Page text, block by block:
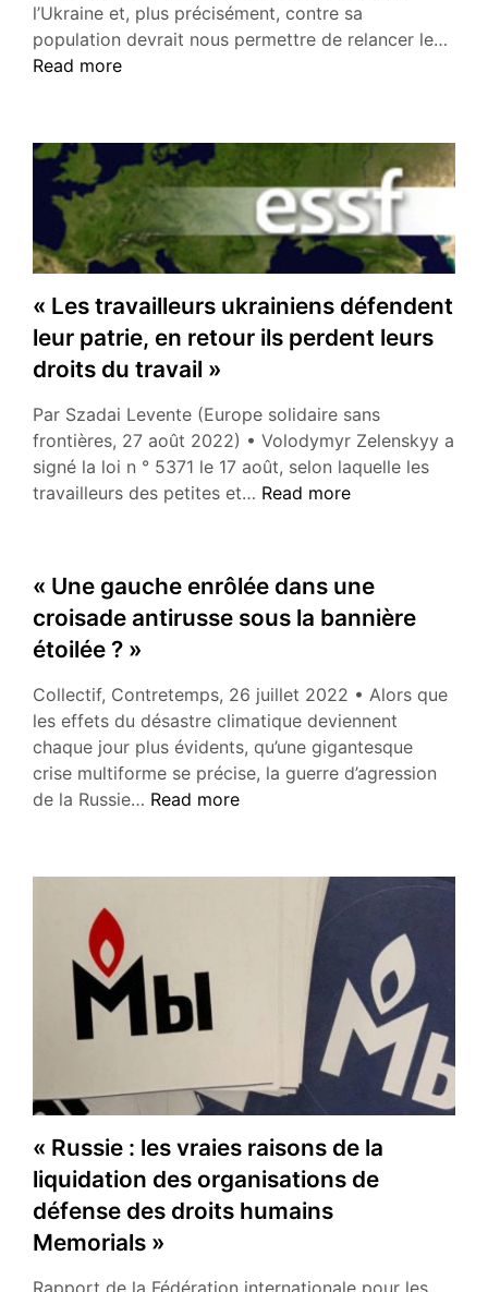
l’Ukraine et, plus précisément, contre sa
population devrait nous permettre de relancer le…
des
et
Read more
« Les travailleurs ukrainiens défendent
leur patrie, en retour ils perdent leurs
droits du travail »
Par Szadai Levente (Europe solidaire sans
frontières, 27 août 2022) • Volodymyr Zelenskyy a
signé la loi n ° 5371 le 17 août, selon laquelle les
travailleurs des petites et… « Les
leur
patrie,
ils
perdent
leurs
droits
Read more
« Une gauche enrôlée dans une
croisade antirusse sous la bannière
étoilée ? »
Collectif, Contretemps, 26 juillet 2022 • Alors que
les effets du désastre climatique deviennent
chaque jour plus évidents, qu’une gigantesque
crise multiforme se précise, la guerre d’agression
de la Russie… « Une
dans
sous
la
bannière
? »
Read more
« Russie : les vraies raisons de la
liquidation des organisations de
défense des droits humains
Memorials »
Rapport de la Fédération internationale pour les